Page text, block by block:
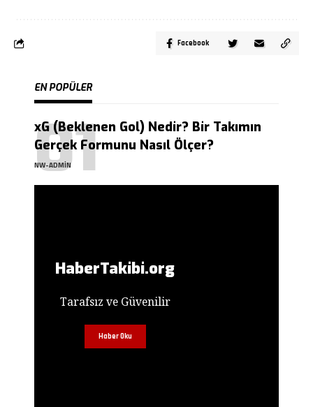
Facebook
EN POPÜLER
xG (Beklenen Gol) Nedir? Bir Takımın
Gerçek Formunu Nasıl Ölçer?
NW-ADMIN
HaberTakibi.org
Tarafsız ve Güvenilir
Haber Oku